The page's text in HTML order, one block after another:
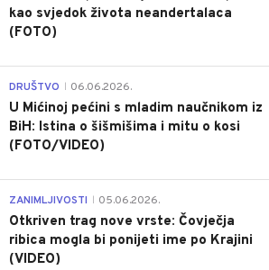
kao svjedok života neandertalaca
(FOTO)
DRUŠTVO 06.06.2026.
U Mićinoj pećini s mladim naučnikom iz
BiH: Istina o šišmišima i mitu o kosi
(FOTO/VIDEO)
ZANIMLJIVOSTI 05.06.2026.
Otkriven trag nove vrste: Čovječja
ribica mogla bi ponijeti ime po Krajini
(VIDEO)